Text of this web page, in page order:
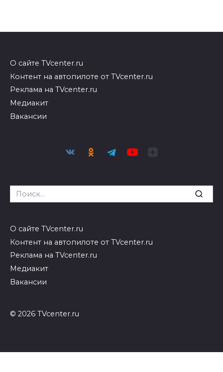
О сайте TVcenter.ru
Контент на автопилоте от TVcenter.ru
Реклама на TVcenter.ru
Медиакит
Вакансии
Search
for:
О сайте TVcenter.ru
Контент на автопилоте от TVcenter.ru
Реклама на TVcenter.ru
Медиакит
Вакансии
© 2026 TVcenter.ru